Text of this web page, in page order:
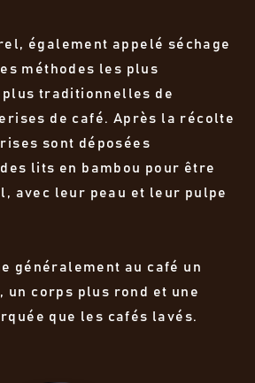
également appelé séchage
méthodes les plus
plus traditionnelles de
de café. Après la récolte
sont déposées
lits en bambou pour être
avec leur peau et leur pulpe
généralement au café un
corps plus rond et une
que les cafés lavés.